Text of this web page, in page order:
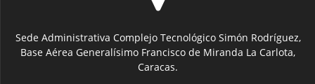
Sede Administrativa Complejo Tecnológico Simón Rodríguez,
Base Aérea Generalísimo Francisco de Miranda La Carlota,
Caracas.